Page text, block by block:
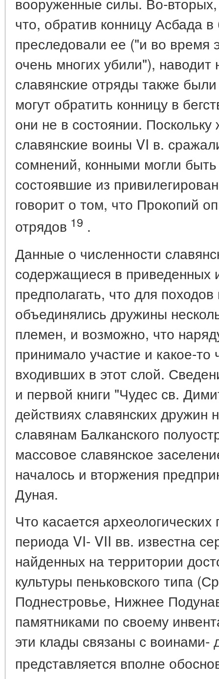
что, обратив конницу Асбада в
преследовали ее ("и во время
очень многих убили"),
славянские отряды также
могут обратить конницу в
они не в состоянии.
славянские воины VI в.
сомнений, конными могли
состоявшие из
говорит о том, что Прокопий
отрядов 19 .
Данные о численности
содержащиеся в приведенных
предполагать, что для
объединялись дружины
племен, и возможно, что
принимало участие и какое-то
входивших в этот слой.
и первой книги "Чудес св.
действиях славянских дружин
славянам Балканского
массовое славянское
началось и вторжения
Дуная.
Что касается
периода VI- VII вв. известна
найденных на территории
культуры пеньковского типа
Поднестровье, Нижнее
памятниками по своему
эти клады связаны с воинами-
представляется вполне